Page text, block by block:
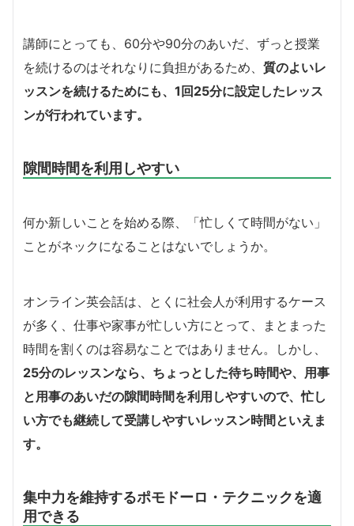
講師にとっても、60分や90分のあいだ、ずっと授業
を続けるのはそれなりに負担があるため、 質のよいレ
ッスンを続けるためにも、1回25分に設定したレッス
ンが行われています。
隙間時間を利用しやすい
何か新しいことを始める際、「忙しくて時間がない」
ことがネックになることはないでしょうか。
オンライン英会話は、とくに社会人が利用するケース
が多く、仕事や家事が忙しい方にとって、まとまった
時間を割くのは容易なことではありません。しかし、
25分のレッスンなら、ちょっとした待ち時間や、用事
と用事のあいだの隙間時間を利用しやすいので、忙し
い方でも継続して受講しやすいレッスン時間といえま
す。
集中力を維持するポモドーロ・テクニックを適
用できる